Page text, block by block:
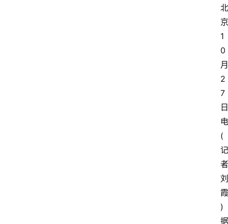
北
京
1
0
月
2
7
日
电
(
记
者
刘
霞
)
据